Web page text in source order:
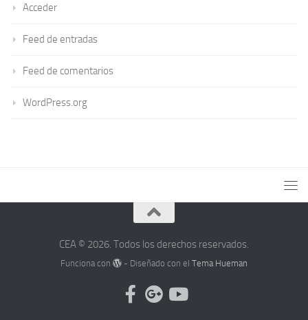
Acceder
Feed de entradas
Feed de comentarios
WordPress.org
CEA © 2026. Todos los derechos reservados.
Funciona con - Diseñado con elTema Hueman